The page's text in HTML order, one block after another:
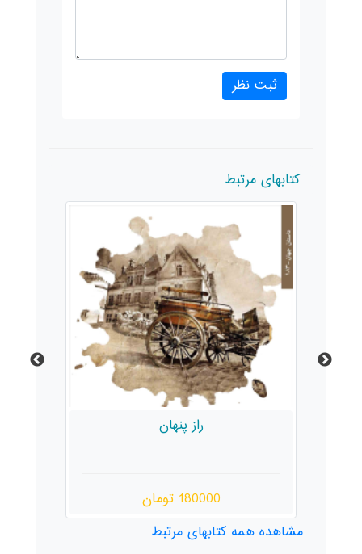
کتابهای مرتبط
راز پنهان
180000 تومان
مشاهده همه کتابهای مرتبط